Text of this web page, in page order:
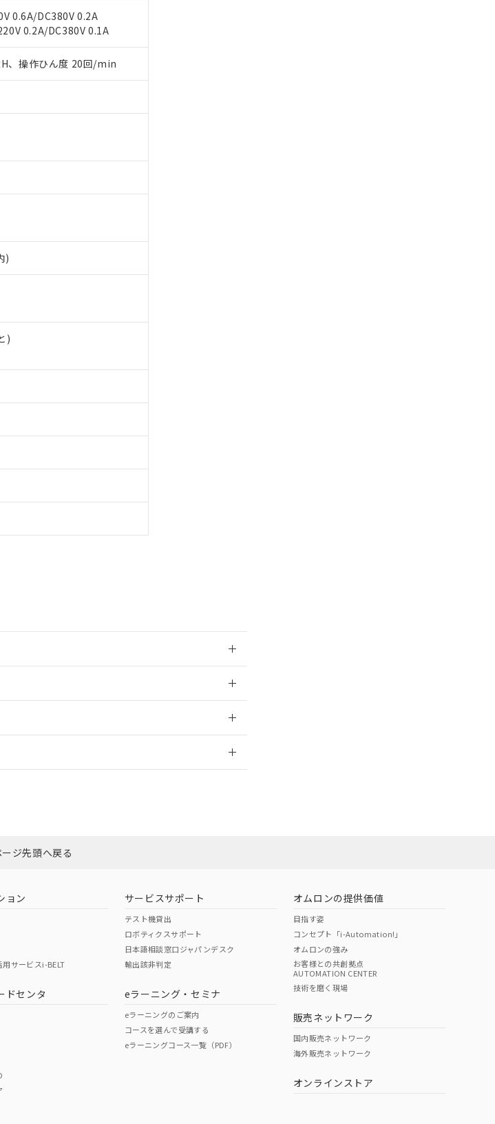
0.6A/DC380V 0.2A
0.2A/DC380V 0.1A
、操作ひん度 20回/min
)
)
O O
性があります。
（アメリカ
この製品の規格認証/適合状況ページへ
その他の認証はこちらのページからご検索ください
ください。
当社在庫状況および標準価格(税抜)を提供させていただ
ビスの対象外となる商品もあることをご了承ください。
ている更新日時点での社内データに基づき作成されるも
よび標準価格とは異なる場合があることをご了承くださ
お取引先、またはお客様担当のオムロン制御機器販売店・
承諾なく第三者に漏洩または開示しないようお願いしま
をご利用いただくには、I-Webメンバーズにご登録され
れた部品リストについて、当社および当社の共同利用者
の取引・商談に必要な範囲で利用することをご了承くだ
利用に関して"
(Cd) 100ppm以下、
以下、フタル酸ブチルベンジル（BBP） 1000ppm以下、フタル酸ジブチ
使用がないことを確認しています。
きます。
、過去に遡って非含有を証明するものではありません。
対応では、対応完了までの期間は出荷製品に未対応品が
ました。
ことから、特段のことがない限り、2022年1月12日よ
以下であることを示します。
を超えていることを示します。
せください。
100ppm、
: 1000ppm、 PBDEs(ポリ臭化ジフェニルエーテル類) : 1000ppm、
ル) : 1000ppm、 BBP(フタル酸ブチルベンジル) : 1000ppm、
下であることを示します。
部に漏えいし、環境に深刻な影響を及ぼさない年数を意
せください。
よび外国貿易法に定める商品（以下｢規制貨物等」とい
日本国政府の輸出許可(または役務取引許可)を取得する
砕するなど、違法に輸出されないよう必要な手段を講じ
、上記1、2および3の内容を当該第三者に通知します。
者が違法に輸出するおそれがある場合は、取り引きをい
キャンセル
お客様のお取引先、またはお客様担当のオムロン制御
い)
開していない機種
ージ先頭へ戻る
ョン
サービスi-BELT
ドセンタ
サービスサポート
テスト機貸出
ロボティクスサポート
日本語相談窓口ジャパンデスク
輸出該非判定
eラーニング・セミナ
eラーニングのご案内
コースを選んで受講する
eラーニングコース一覧（PDF）
オムロンの提供価値
目指す姿
コンセプト「i-Automation!」
オムロンの強み
お客様との共創拠点
AUTOMATION CENTER
技術を磨く現場
販売ネットワーク
国内販売ネットワーク
海外販売ネットワーク
オンラインストア